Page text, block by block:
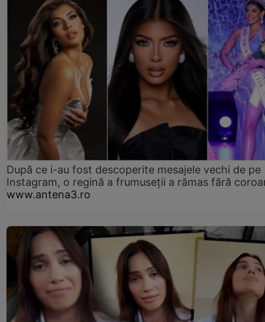
După ce i-au fost descoperite mesajele vechi de pe
Instagram, o regină a frumuseții a rămas fără
www.antena3.ro